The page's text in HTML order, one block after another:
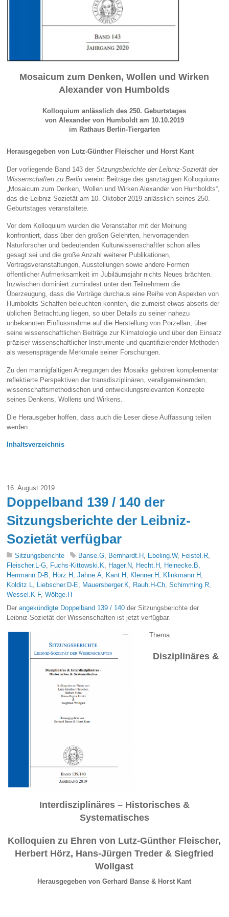
Mosaicum zum Denken, Wollen und Wirken
Alexander von Humbolds
Kolloquium anlässlich des 250. Geburtstages
von Alexander von Humboldt am 10.10.2019
im Rathaus Berlin-Tiergarten
Herausgegeben von Lutz-Günther Fleischer und Horst Kant
Der vorliegende Band 143 derSitzungsberichte der Leibniz-Sozietät der
Wissenschaften zu Berlinvereint Beiträge des ganztägigen Kolloquiums
„Mosaicum zum Denken, Wollen und Wirken Alexander von Humboldts“,
das die Leibniz-Sozietät am 10. Oktober 2019 anlässlich seines 250.
Geburtstages veranstaltete.
Vor dem Kolloquium wurden die Veranstalter mit der Meinung
konfrontiert, dass über den großen Gelehrten, hervorragenden
Naturforscher und bedeutenden Kulturwissenschaftler schon alles
gesagt sei und die große Anzahl weiterer Publikationen,
Vortragsveranstaltungen, Ausstellungen sowie andere Formen
öffentlicher Aufmerksamkeit im Jubiläumsjahr nichts Neues brächten.
Inzwischen dominiert zumindest unter den Teilnehmern die
Überzeugung, dass die Vorträge durchaus eine Reihe von Aspekten von
Humboldts Schaffen beleuchten konnten, die zumeist etwas abseits der
üblichen Betrachtung liegen, so über Details zu seiner nahezu
unbekannten Einflussnahme auf die Herstellung von Porzellan, über
seine wissenschaftlichen Beiträge zur Klimatologie und über den Einsatz
präziser wissenschaftlicher Instrumente und quantifizierender Methoden
als wesensprägende Merkmale seiner Forschungen.
Zu den mannigfaltigen Anregungen des Mosaiks gehören komplementär
reflektierte Perspektiven der transdisziplinären, verallgemeinernden,
wissenschaftsmethodischen und entwicklungsrelevanten Konzepte
seines Denkens, Wollens und Wirkens.
Die Herausgeber hoffen, dass auch die Leser diese Auffassung teilen
werden.
Inhaltsverzeichnis
16. August 2019
Doppelband 139 / 140 der
Sitzungsberichte der Leibniz-
Sozietät verfügbar
Sitzungsberichte Banse.G Bernhardt.H Ebeling.W, Feistel.R
Fleischer.L-G Fuchs-Kittowski.K Hager.N Hecht.H Heinecke.B
Herrmann.D-B
Hörz.H ,Jähne.A Kant.H Klenner.H Klinkmann.H
Kolditz.L
Liebscher.D-E Mauersberger.K Rauh.H-Ch ,Schimming.R
Wessel.K-F,Wöltge.H
Derangekündigte Doppelband 139 / 140 der Sitzungsberichte der
Leibniz-Sozietät der Wissenschaften ist jetzt verfügbar.
Thema:
Disziplinäres &
Interdisziplinäres – Historisches &
Systematisches
Kolloquien zu Ehren von Lutz-Günther Fleischer,
Herbert Hörz, Hans-Jürgen Treder & Siegfried
Wollgast
Herausgegeben von Gerhard Banse & Horst Kant